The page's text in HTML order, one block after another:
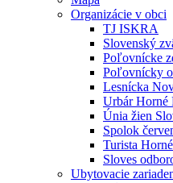
Organizácie v obci
TJ ISKRA
Slovenský
Poľovnícke
Poľovnícky
Lesnícka
Urbár Horné
Únia žien
Spolok
Turista
Sloves
Ubytovacie